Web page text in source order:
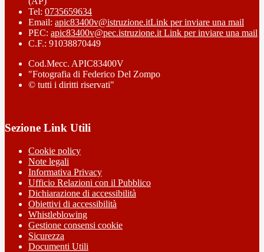
Tel: 0735659634
Email: apic83400v@istruzione.itLink per inviare una mail
PEC: apic83400v@pec.istruzione.itLink per inviare una mail
C.F.: 91038870449
Cod.Mecc. APIC83400V
"Fotografia di Federico Del Zompo
© tutti i diritti riservati"
Sezione Link Utili
Cookie policy
Note legali
Informativa Privacy
Ufficio Relazioni con il Pubblico
Dichiarazione di accessibilità
Obiettivi di accessibilità
Whistleblowing
Gestione consensi cookie
Sicurezza
Documenti Utili